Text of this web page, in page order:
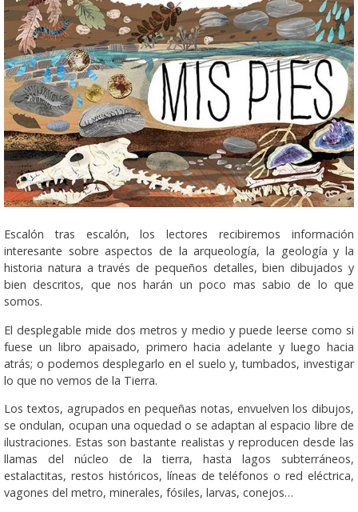
Escalón tras escalón, los lectores recibiremos información
interesante sobre aspectos de la arqueología, la geología y la
historia natura a través de pequeños detalles, bien dibujados y
bien descritos, que nos harán un poco mas sabio de lo que
somos.
El desplegable mide dos metros y medio y puede leerse como si
fuese un libro apaisado, primero hacia adelante y luego hacia
atrás; o podemos desplegarlo en el suelo y, tumbados, investigar
lo que no vemos de la Tierra.
Los textos, agrupados en pequeñas notas, envuelven los dibujos,
se ondulan, ocupan una oquedad o se adaptan al espacio libre de
ilustraciones. Estas son bastante realistas y reproducen desde las
llamas del núcleo de la tierra, hasta lagos subterráneos,
estalactitas, restos históricos, líneas de teléfonos o red eléctrica,
vagones del metro, minerales, fósiles, larvas, conejos…